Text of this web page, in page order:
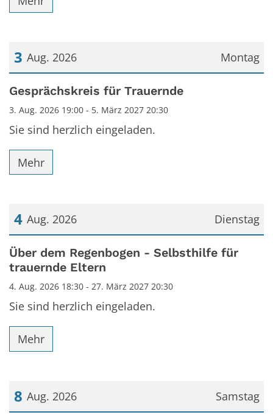
Montag
3 Aug. 2026
Datum: 3. August 2026
Gesprächskreis für Trauernde
3. Aug. 2026 19:00 - 5. März 2027 20:30
Sie sind herzlich eingeladen.
Mehr
Dienstag
4 Aug. 2026
Datum: 4. August 2026
Über dem Regenbogen - Selbsthilfe für
trauernde Eltern
4. Aug. 2026 18:30 - 27. März 2027 20:30
Sie sind herzlich eingeladen.
Mehr
Samstag
8 Aug. 2026